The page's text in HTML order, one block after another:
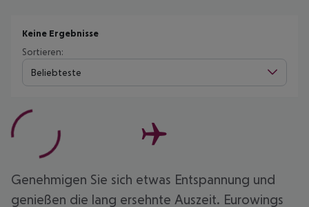
Keine Ergebnisse
Sortieren:
Beliebteste
Genehmigen Sie sich etwas Entspannung und
genießen die lang ersehnte Auszeit. Eurowings